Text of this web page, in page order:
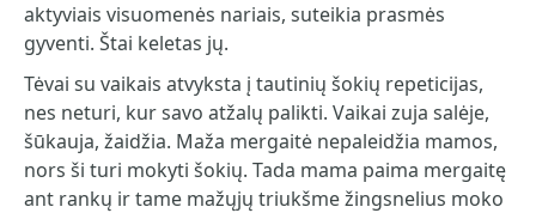
aktyviais visuomenės nariais, suteikia prasmės
gyventi. Štai keletas jų.
Tėvai su vaikais atvyksta į tautinių šokių repeticijas,
nes neturi, kur savo atžalų palikti. Vaikai zuja salėje,
šūkauja, žaidžia. Maža mergaitė nepaleidžia mamos,
nors ši turi mokyti šokių. Tada mama paima mergaitę
ant rankų ir tame mažųjų triukšme žingsnelius moko